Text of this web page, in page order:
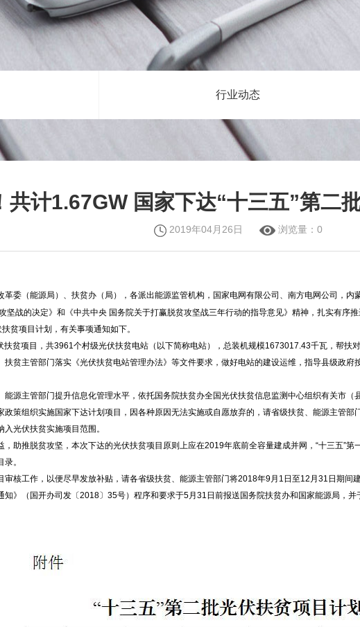
行业动态
共计1.67GW 国家下达“十三五”第二
2019年04月26日 浏览量： 0
委（能源局）、扶贫办（局），各派出能源监管机构，国家电网有限公司、南方电网公司，内
坚战的决定》和《中共中央 国务院关于打赢脱贫攻坚战三年行动的指导意见》精神，扎实有序
贫项目计划，有关事项通知如下。
贫项目，共3961个村级光伏扶贫电站（以下简称电站），总装机规模1673017.43千瓦，帮扶
贫主管部门落实《光伏扶贫电站管理办法》等文件要求，做好电站的建设运维，指导县级政
源主管部门提升信息化管理水平，依托国务院扶贫办全国光伏扶贫信息监测中心组织有关市（
政策组织实施国家下达计划项目，因各种原因无法实施或自愿放弃的，请省级扶贫、能源主管
光伏扶贫实施项目范围。
助推脱贫攻坚，本次下达的光伏扶贫项目原则上应在2019年底前全容量建成并网，“十三五”
。
核工作，以便尽早发放补贴，请各省级扶贫、能源主管部门将2018年9月1日至12月31日期
》（国开办司发〔2018〕35号）程序和要求于5月31日前报送国务院扶贫办和国家能源局，